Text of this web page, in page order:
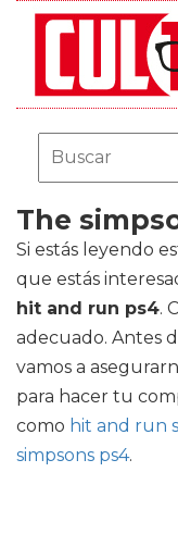
The
Si estás leyendo
que estás
hit and run ps4.
adecuado. Antes
vamos a
para hacer tu
como hit and run
simpsons ps4.